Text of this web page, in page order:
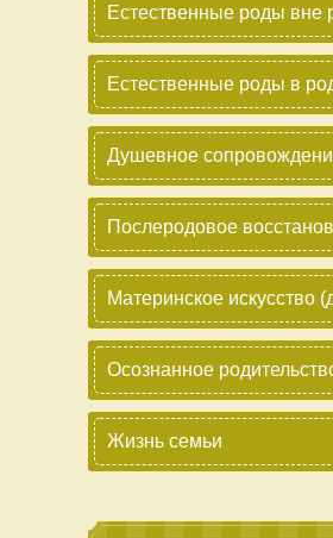
Естественные роды вне
Естественные роды в
Душевное
Послеродовое
Материнское искусство
Осознанное
Жизнь семьи